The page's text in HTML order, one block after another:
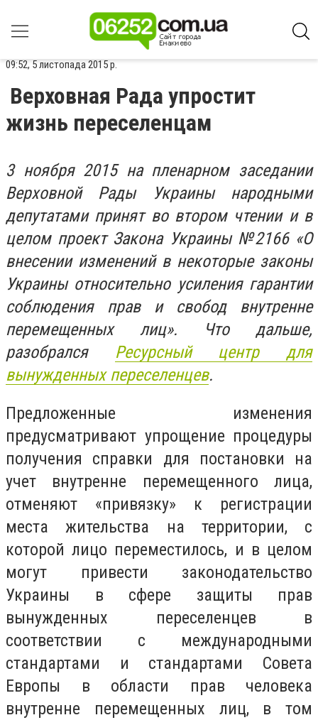
09:52, 5 листопада 2015 р.
Верховная Рада упростит
жизнь переселенцам
3 ноября 2015 на пленарном заседании
Верховной Рады Украины народными
депутатами принят во втором чтении и в
целом проект Закона Украины №2166 «О
внесении изменений в некоторые законы
Украины относительно усиления гарантии
соблюдения прав и свобод внутренне
перемещенных лиц». Что дальше,
разобрался Ресурсный центр для
вынужденных переселенцев.
Предложенные изменения
предусматривают упрощение процедуры
получения справки для постановки на
учет внутренне перемещенного лица,
отменяют «привязку» к регистрации
места жительства на территории, с
которой лицо переместилось, и в целом
могут привести законодательство
Украины в сфере защиты прав
вынужденных переселенцев в
соответствии с международными
стандартами и стандартами Совета
Европы в области прав человека
внутренне перемещенных лиц, в том